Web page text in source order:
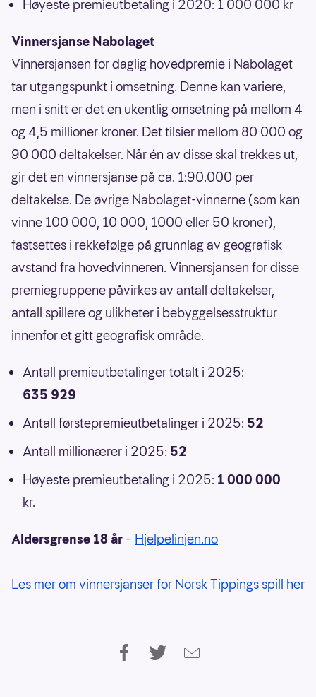
Høyeste premieutbetaling i 2020: 1 000 000 kr
Vinnersjanse Nabolaget
Vinnersjansen for daglig hovedpremie i Nabolaget
tar utgangspunkt i omsetning. Denne kan variere,
men i snitt er det en ukentlig omsetning på mellom 4
og 4,5 millioner kroner. Det tilsier mellom 80 000 og
90 000 deltakelser. Når én av disse skal trekkes ut,
gir det en vinnersjanse på ca. 1:90.000 per
deltakelse. De øvrige Nabolaget-vinnerne (som kan
vinne 100 000, 10 000, 1000 eller 50 kroner),
fastsettes i rekkefølge på grunnlag av geografisk
avstand fra hovedvinneren. Vinnersjansen for disse
premiegruppene påvirkes av antall deltakelser,
antall spillere og ulikheter i bebyggelsesstruktur
innenfor et gitt geografisk område.
Antall premieutbetalinger totalt i 2025:
635 929
Antall førstepremieutbetalinger i 2025: 52
Antall millionærer i 2025: 52
Høyeste premieutbetaling i 2025: 1 000 000
kr.
Aldersgrense 18 år – Hjelpelinjen.no
Les mer om vinnersjanser for Norsk Tippings spill her